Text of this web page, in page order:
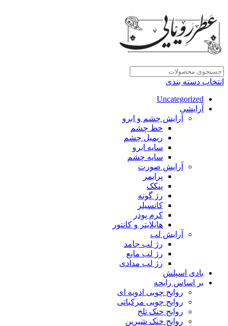
انتخاب دسته بندی
Uncategorized
آرایشی
آرایش چشم و ابرو
خط چشم
ریمیل چشم
سایه ابرو
سایه چشم
آرایش صورت
پرایمر
پنکک
رژ گونه
کانسیلر
کرم پودر
هایلایتر و کانتور
آرایش لب
رژ لب جامد
رژ لب مایع
رژ لب مدادی
بادی اسپلش
بر اساس رایحه
روایح چوبی ادویه ای
روایح چوبی مرکباتی
روایح خنک تلخ
روایح خنک شیرین